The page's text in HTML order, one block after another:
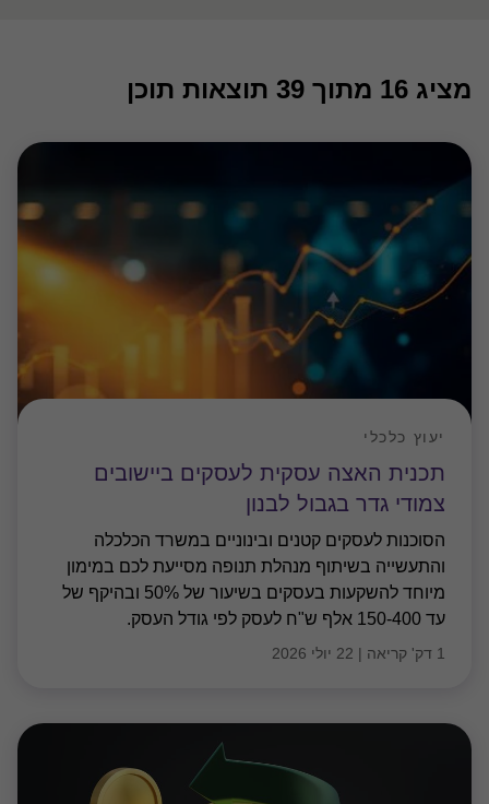
מציג 16 מתוך 39 תוצאות תוכן
תכנית האצה עסקית לעסקים ביישובים
צמודי גדר בגבול לבנון
יעוץ כלכלי
הסוכנות לעסקים קטנים ובינוניים במשרד הכלכלה
והתעשייה בשיתוף מנהלת תנופה מסייעת לכם במימון
מיוחד להשקעות בעסקים בשיעור של 50% ובהיקף של
עד 150-400 אלף ש"ח לעסק לפי גודל העסק.
1 דק' קריאה | 22 יולי 2026